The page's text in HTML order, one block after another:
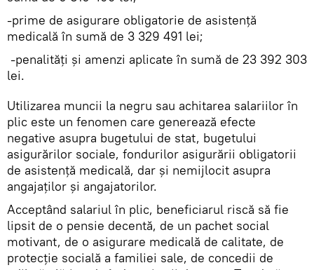
-prime de asigurare obligatorie de asistenţă
medicală în sumă de 3 329 491 lei;
-penalităţi şi amenzi aplicate în sumă de 23 392 303
lei.
Utilizarea muncii la negru sau achitarea salariilor în
plic este un fenomen care generează efecte
negative asupra bugetului de stat, bugetului
asigurărilor sociale, fondurilor asigurării obligatorii
de asistenţă medicală, dar și nemijlocit asupra
angajaților și angajatorilor.
Acceptând salariul în plic, beneficiarul riscă să fie
lipsit de o pensie decentă, de un pachet social
motivant, de o asigurare medicală de calitate, de
protecție socială a familiei sale, de concedii de